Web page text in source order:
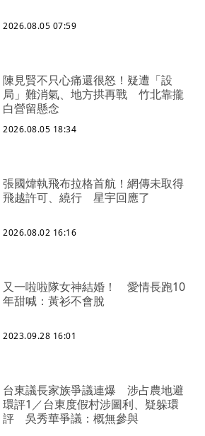
2026.08.05 07:59
陳見賢不只心痛還很怒！疑遭「設
局」難消氣、地方拱再戰 竹北靠攏
白營留懸念
2026.08.05 18:34
張國煒執飛布拉格首航！網傳未取得
飛越許可、繞行 星宇回應了
2026.08.02 16:16
又一啦啦隊女神結婚！ 愛情長跑10
年甜喊：黃衫不會脫
2023.09.28 16:01
台東議長家族爭議連爆 涉占農地避
環評1／台東度假村涉圖利、疑躲環
評 吳秀華爭議：概無參與